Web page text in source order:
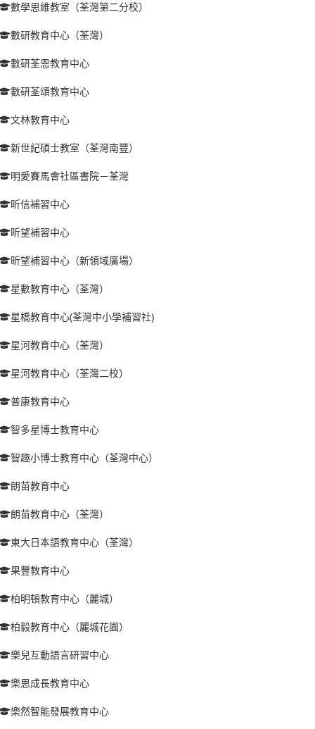
數學思維教室（荃灣第二分校）
數研教育中心（荃灣）
數研荃恩教育中心
數研荃頌教育中心
文林教育中心
新世紀碩士教室（荃灣南豐）
明愛賽馬會社區書院－荃灣
昕信補習中心
昕望補習中心
昕望補習中心（新領域廣場）
星數教育中心（荃灣）
星橋教育中心(荃灣中小學補習社)
星河教育中心（荃灣）
星河教育中心（荃灣二校）
普康教育中心
智多星博士教育中心
智趣小博士教育中心（荃灣中心）
朗苗教育中心
朗苗教育中心（荃灣）
東大日本語教育中心（荃灣）
果豐教育中心
柏明頓教育中心（麗城）
柏毅教育中心（麗城花園）
樂兒互動語言研習中心
樂思成長教育中心
樂然智能發展教育中心